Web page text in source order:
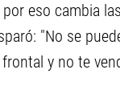
eso cambia
"No se
y no te